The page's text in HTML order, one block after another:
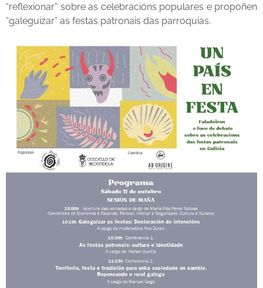
“reflexionar” sobre as celebracións populares e propoñen
“galeguizar” as festas patronais das parroquias.